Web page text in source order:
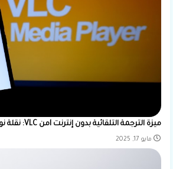
ميزة الترجمة التلقائية بدون إنترنت lمن VLC: نقلة نوعية في تجربة المشاهدة
مايو 17, 2025